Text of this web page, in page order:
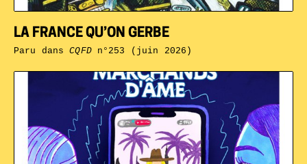
LA FRANCE QU’ON GERBE
Paru dansCQFDn°253 (juin 2026)